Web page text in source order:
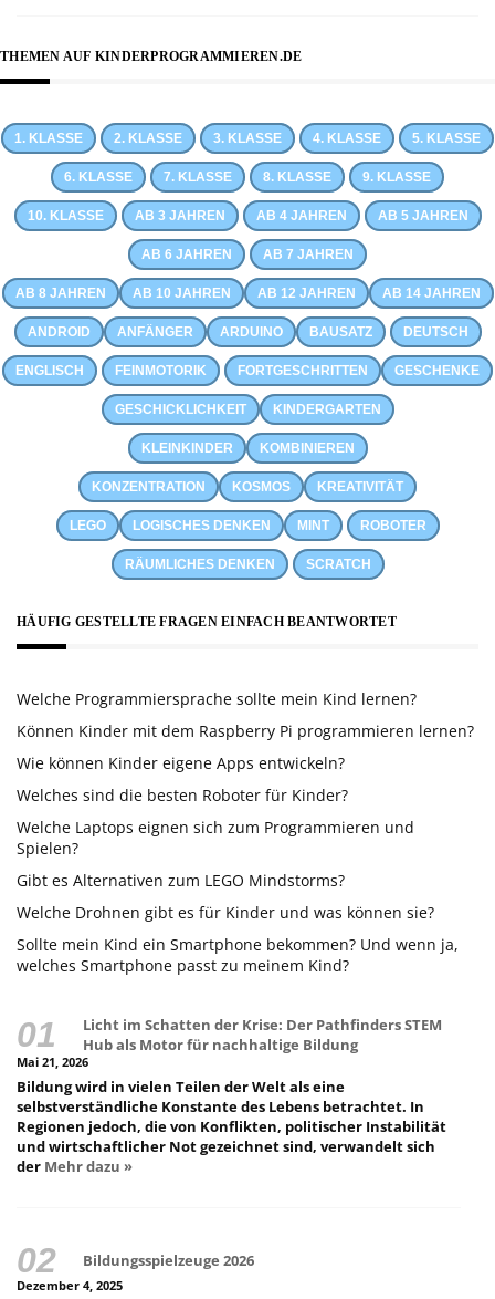
THEMEN AUF KINDERPROGRAMMIEREN.DE
1. KLASSE 2. KLASSE 3. KLASSE 4. KLASSE 5. KLASSE
6. KLASSE 7. KLASSE 8. KLASSE 9. KLASSE
10. KLASSE AB 3 JAHREN AB 4 JAHREN AB 5 JAHREN
AB 6 JAHREN AB 7 JAHREN
AB 8 JAHREN AB 10 JAHREN AB 12 JAHREN AB 14 JAHREN
ANDROID ANFÄNGER ARDUINO BAUSATZ DEUTSCH
ENGLISCH FEINMOTORIK FORTGESCHRITTEN GESCHENKE
GESCHICKLICHKEIT KINDERGARTEN
KLEINKINDER KOMBINIEREN
KONZENTRATION KOSMOS KREATIVITÄT
LEGO LOGISCHES DENKEN MINT ROBOTER
RÄUMLICHES DENKEN SCRATCH
HÄUFIG GESTELLTE FRAGEN EINFACH BEANTWORTET
Welche Programmiersprache sollte mein Kind lernen?
Können Kinder mit dem Raspberry Pi programmieren lernen?
Wie können Kinder eigene Apps entwickeln?
Welches sind die besten Roboter für Kinder?
Welche Laptops eignen sich zum Programmieren und
Spielen?
Gibt es Alternativen zum LEGO Mindstorms?
Welche Drohnen gibt es für Kinder und was können sie?
Sollte mein Kind ein Smartphone bekommen? Und wenn ja,
welches Smartphone passt zu meinem Kind?
Licht im Schatten der Krise: Der Pathfinders STEM
Hub als Motor für nachhaltige Bildung
Mai 21, 2026
Bildung wird in vielen Teilen der Welt als eine
selbstverständliche Konstante des Lebens betrachtet. In
Regionen jedoch, die von Konflikten, politischer Instabilität
und wirtschaftlicher Not gezeichnet sind, verwandelt sich
der Mehr dazu »
Bildungsspielzeuge 2026
Dezember 4, 2025